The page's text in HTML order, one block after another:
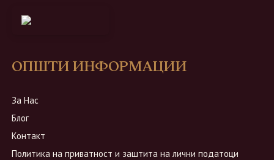
ОПШТИ ИНФОРМАЦИИ
За Нас
Блог
Контакт
Политика на приватност и заштита на лични податоци